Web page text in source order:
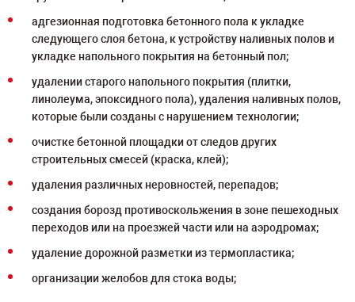
адгезионная подготовка бетонного пола к укладке
следующего слоя бетона, к устройству наливных полов и
укладке напольного покрытия на бетонный пол;
удалении старого напольного покрытия (плитки,
линолеума, эпоксидного пола), удаления наливных полов,
которые были созданы с нарушением технологии;
очистке бетонной площадки от следов других
строительных смесей (краска, клей);
удаления различных неровностей, перепадов;
создания борозд противоскольжения в зоне пешеходных
переходов или на проезжей части или на аэродромах;
удаление дорожной разметки из термопластика;
организации желобов для стока воды;